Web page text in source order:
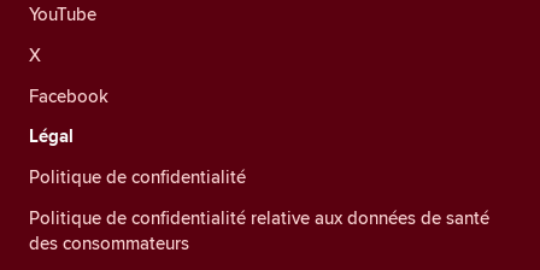
YouTube
X
Facebook
Légal
Politique de confidentialité
Politique de confidentialité relative aux données de santé
des consommateurs